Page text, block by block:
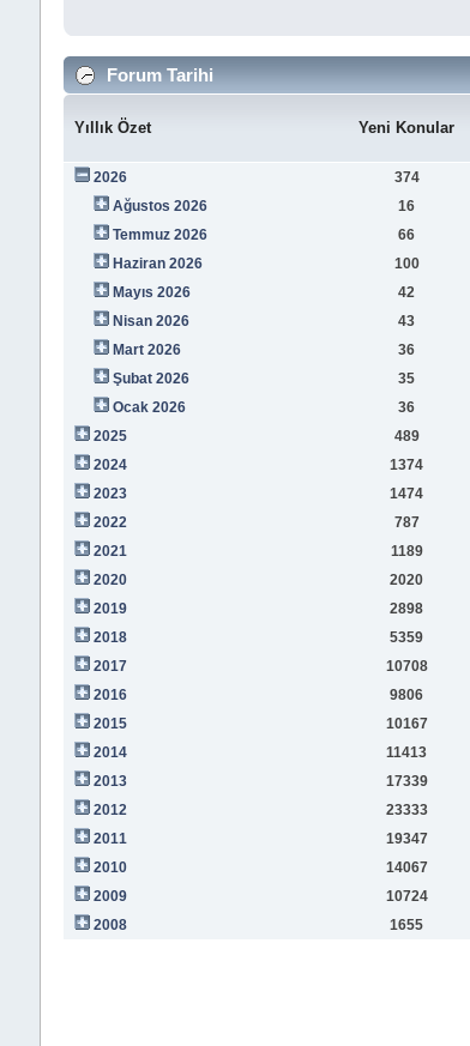
Forum Tarihi
Yıllık Özet Yeni Konular
2026 374
Ağustos 2026
16
Temmuz 2026
66
Haziran 2026
100
Mayıs 2026
42
Nisan 2026
43
Mart 2026
36
Şubat 2026
35
Ocak 2026
36
2025
489
2024
1374
2023
1474
2022
787
2021
1189
2020
2020
2019
2898
2018
5359
2017
10708
2016
9806
2015
10167
2014
11413
2013
17339
2012
23333
2011
19347
2010
14067
2009
10724
2008
1655